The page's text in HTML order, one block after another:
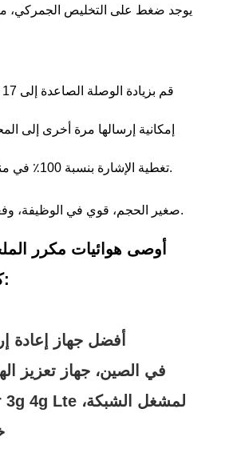
يوجد ضغط على التخليص الجمركي،
إمكانية إرسالها مرة أخرى إلى
تغطية الإشارة بنسبة 100٪ في مناطق الإشارة الضعيفة.
- صغير الحجم، قوي في الوظيفة، وفعال من حيث التكلفة.
كاملة بما في ذلك: